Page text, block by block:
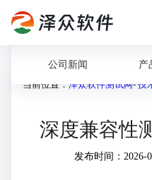
公司新闻 产
当前位置： 泽众软件测试网- 技
深度兼容性
发布时间：